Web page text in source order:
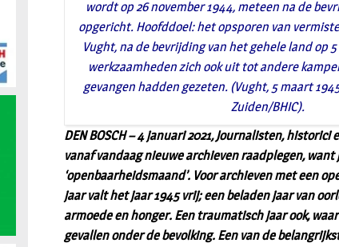
wordt op 26 november 1944, meteen na de
opgericht. Hoofddoel: het opsporen van
Vught, na de bevrijding van het gehele land op
werkzaamheden zich ook uit tot andere
gevangen hadden gezeten. (Vught, 5 maart
Zuiden/BHIC).
DEN BOSCH – 4 januari 2021, Journalisten,
vanaf vandaag nieuwe archieven raadplegen, want
‘openbaarheidsmaand’. Voor archieven met een
jaar valt het jaar 1945 vrij; een beladen jaar van
armoede en honger. Een traumatisch jaar ook,
gevallen onder de bevolking. Een van de